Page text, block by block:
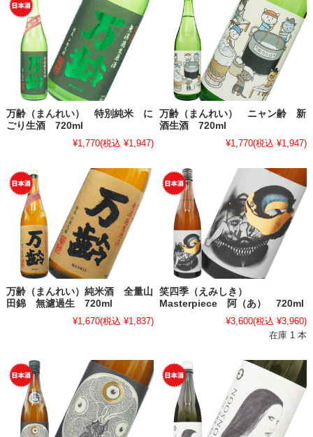
万齢（まんれい） 特別純米 に
ごり生酒 720ml
¥1,770(税込 ¥1,947)
万齢（まんれい） ニャン齢 新
酒生酒 720ml
¥1,770(税込 ¥1,947)
万齢（まんれい）純米酒 全量山
田錦 無濾過生 720ml
¥1,670(税込 ¥1,837)
笑四季（えみしき）
Masterpiece 阿（あ） 720ml
¥3,600(税込 ¥3,960)
在庫 1 本